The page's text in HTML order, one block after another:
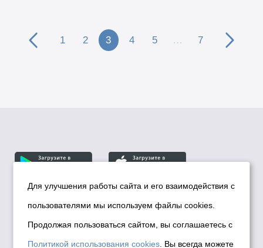
1 2 3 4 5 … 7
© Департамент информационной политики мэрии
города Новосибирска, 2026
Политика использования Cookies
Для улучшения работы сайта и его взаимодействия с
пользователями мы используем файлы cookies.
Продолжая пользоваться сайтом, вы соглашаетесь с
Политикой использования cookies . Вы всегда можете